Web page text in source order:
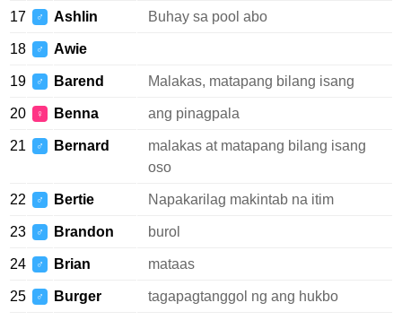
17 ♂ Ashlin Buhay sa pool abo
18 ♂ Awie
19 ♂ Barend Malakas, matapang bilang isang
20 ♀ Benna ang pinagpala
21 ♂ Bernard
malakas at matapang bilang isang
oso
22 ♂ Bertie Napakarilag makintab na itim
23 ♂ Brandon burol
24 ♂ Brian mataas
25 ♂ Burger tagapagtanggol ng ang hukbo